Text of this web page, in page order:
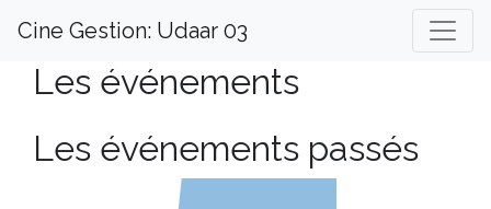
Cine Gestion: Udaar 03
Les événements
Les événements passés